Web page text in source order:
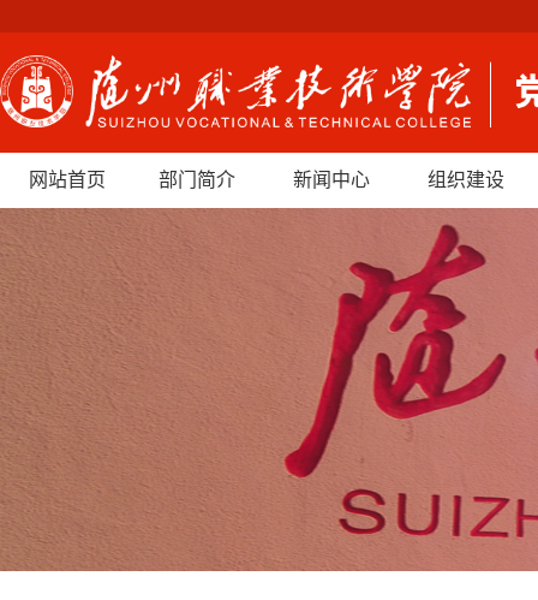
网站首页 部门简介 新闻中心 组织建设